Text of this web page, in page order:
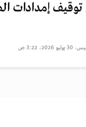
إمدادات
2026، 3:22 ص